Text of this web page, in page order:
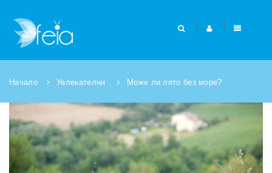
Начало Увлекателни Може ли лято без море?